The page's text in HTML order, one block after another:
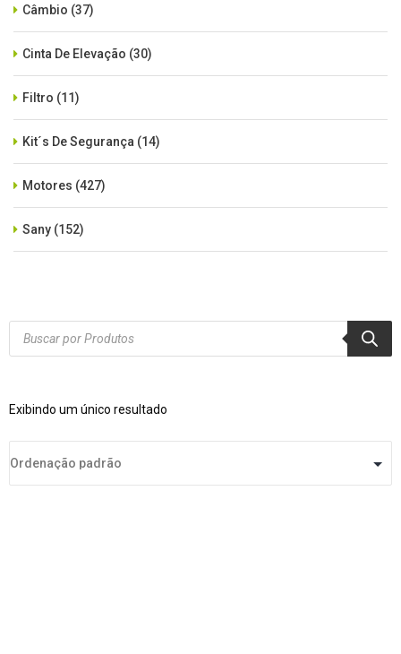
Câmbio (37)
Cinta De Elevação (30)
Filtro (11)
Kit´s De Segurança (14)
Motores (427)
Sany (152)
Zoomlion(84)
Products
search
Exibindo um único resultado